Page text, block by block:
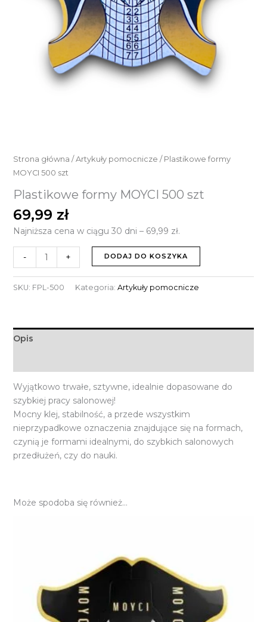
Strona główna / Artykuły pomocnicze / Plastikowe formy
MOYCI 500 szt
Plastikowe formy MOYCI 500 szt
69,99 zł
Najniższa cena w ciągu 30 dni – 69,99 zł.
- + DODAJ DO KOSZYKA
SKU: FPL-500 Kategoria: Artykuły pomocnicze
Opis
Wyjątkowo trwałe, sztywne, idealnie dopasowane do
szybkiej pracy salonowej!
Mocny klej, stabilność, a przede wszystkim
nieprzypadkowe oznaczenia znajdujące się na formach,
czynią je formami idealnymi, do szybkich salonowych
przedłużeń, czy do nauki.
Może spodoba się również…